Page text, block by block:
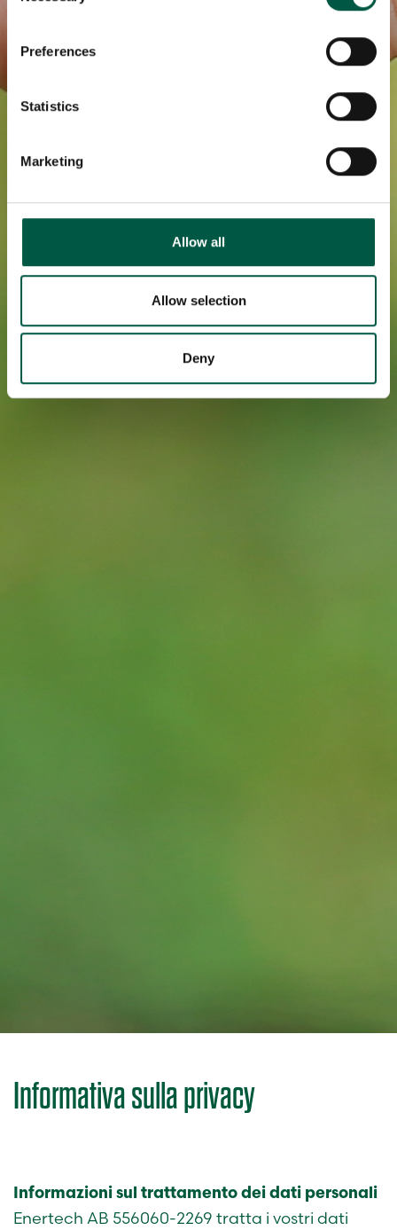
Collect information about your geographical
meters
Identify your device by actively scanning it for
Find out more about how your personal data is processed
We use cookies to personalise content and ads, to
We also share information about your use of our site with
our social media, advertising and analytics partners who
provided to them or that they’ve collected from your use
Preferences
Statistics
Marketing
Allow all
Allow selection
Deny
Informativa sulla privacy
Informazioni sul trattamento dei dati personali
Enertech AB 556060-2269 tratta i vostri dati